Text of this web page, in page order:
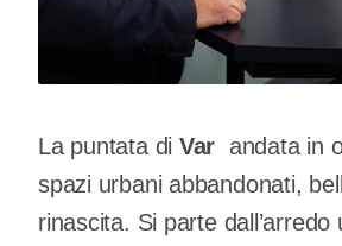
La puntata di Var andata in
spazi urbani abbandonati,
rinascita. Si parte